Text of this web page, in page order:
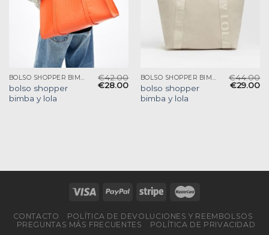
BOLSO SHOPPER BIMBA Y LOLA
bolso shopper
bimba y lola
€42.00
€28.00
BOLSO SHOPPER BIMBA Y LOLA
bolso shopper
bimba y lola
€44.00
€29.00
CONTACTO
POLÍTICA DE DEVOLUCIONES Y REEMBOLSOS
PREGUNTAS MÁS FRECUENTES
POLÍTICA DE PRIVACIDAD